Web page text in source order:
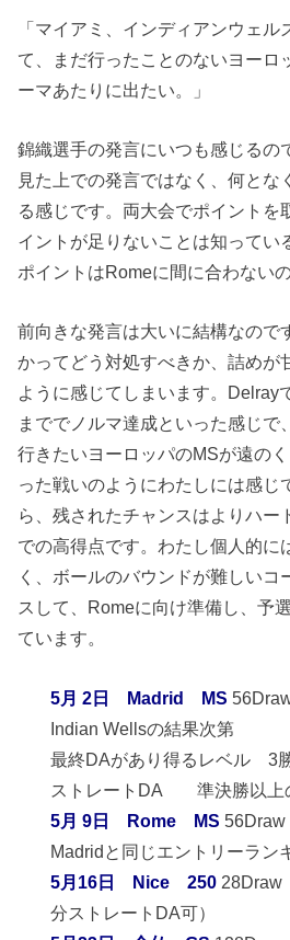
「マイアミ、インディアンウェル
て、まだ行ったことのないヨーロ
ーマあたりに出たい。」
錦織選手の発言にいつも感じるの
見た上での発言ではなく、何とな
る感じです。両大会でポイントを
イントが足りないことは知ってい
ポイントはRomeに間に合わないの
前向きな発言は大いに結構なので
かってどう対処すべきか、詰めが
ように感じてしまいます。Delray
まででノルマ達成といった感じで
行きたいヨーロッパのMSが遠の
った戦いのようにわたしには感じ
ら、残されたチャンスはよりハー
での高得点です。わたし個人的に
く、ボールのバウンドが難しいコ
スして、Romeに向け準備し、予
ています。
5月 2日 Madrid MS
Indian Wellsの結果次第
最終DAがあり得るレベル 3
ストレートDA 準決勝以上
5月 9日 Rome MS
Madridと同じエントリーラン
5月16日 Nice 250
分ストレートDA可）